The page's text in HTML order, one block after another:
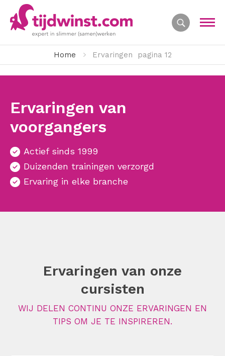
Home Ervaringen pagina 12
Ervaringen van
voorgangers
Actief sinds 1999
Duizenden trainingen verzorgd
Ervaring in elke branche
Ervaringen van onze
cursisten
WIJ DELEN CONTINU ONZE ERVARINGEN EN
TIPS OM JE TE INSPIREREN.